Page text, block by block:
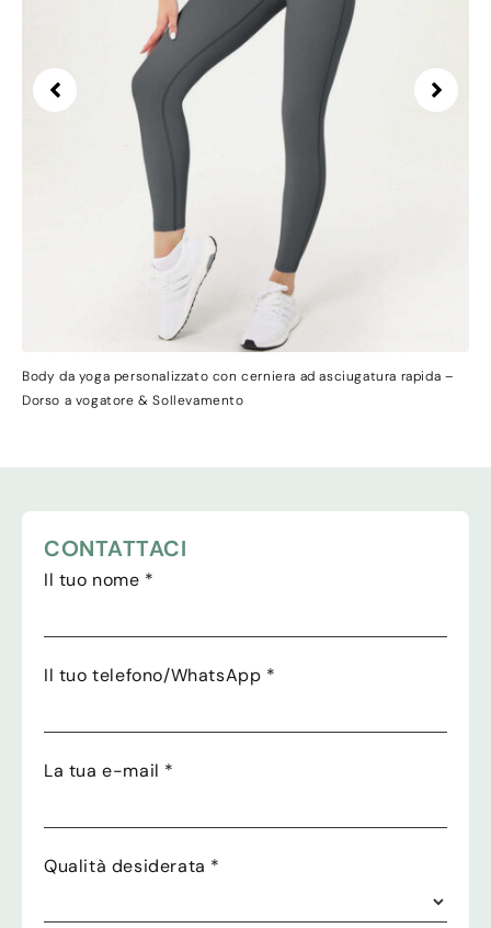
Body da yoga personalizzato con cerniera ad asciugatura rapida –
Dorso a vogatore & Sollevamento
CONTATTACI
Il tuo nome *
Il tuo telefono/WhatsApp *
La tua e-mail *
Qualità desiderata *